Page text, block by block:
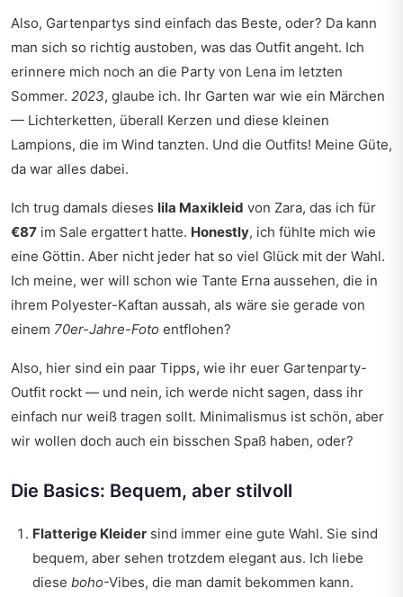
Also, Gartenpartys sind einfach das Beste, oder? Da kann
man sich so richtig austoben, was das Outfit angeht. Ich
erinnere mich noch an die Party von Lena im letzten
Sommer. 2023, glaube ich. Ihr Garten war wie ein Märchen
— Lichterketten, überall Kerzen und diese kleinen
Lampions, die im Wind tanzten. Und die Outfits! Meine Güte,
da war alles dabei.
Ich trug damals dieses lila Maxikleid von Zara, das ich für
€87 im Sale ergattert hatte. Honestly, ich fühlte mich wie
eine Göttin. Aber nicht jeder hat so viel Glück mit der Wahl.
Ich meine, wer will schon wie Tante Erna aussehen, die in
ihrem Polyester-Kaftan aussah, als wäre sie gerade von
einem 70er-Jahre-Foto entflohen?
Also, hier sind ein paar Tipps, wie ihr euer Gartenparty-
Outfit rockt — und nein, ich werde nicht sagen, dass ihr
einfach nur weiß tragen sollt. Minimalismus ist schön, aber
wir wollen doch auch ein bisschen Spaß haben, oder?
Die Basics: Bequem, aber stilvoll
Flatterige Kleider sind immer eine gute Wahl. Sie sind
bequem, aber sehen trotzdem elegant aus. Ich liebe
diese boho-Vibes, die man damit bekommen kann.